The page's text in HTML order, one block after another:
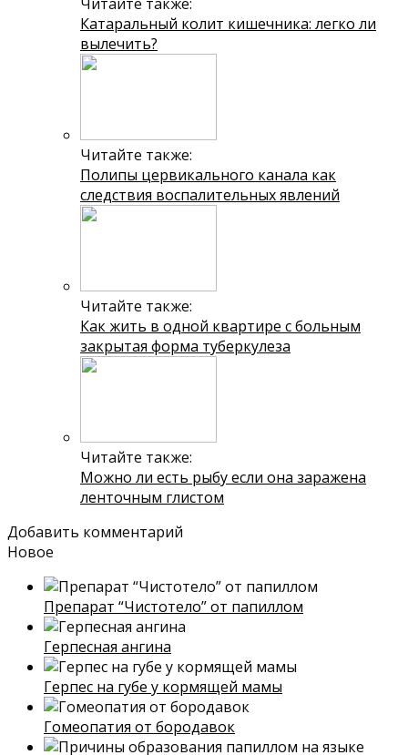
Катаральный колит кишечника: легко ли
вылечить?
Читайте также:
Полипы цервикального канала как
следствия воспалительных явлений
Читайте также:
Как жить в одной квартире с больным
закрытая форма туберкулеза
Читайте также:
Можно ли есть рыбу если она заражена
ленточным глистом
Добавить комментарий
Новое
Препарат “Чистотело” от папиллом
Герпесная ангина
Герпес на губе у кормящей мамы
Гомеопатия от бородавок